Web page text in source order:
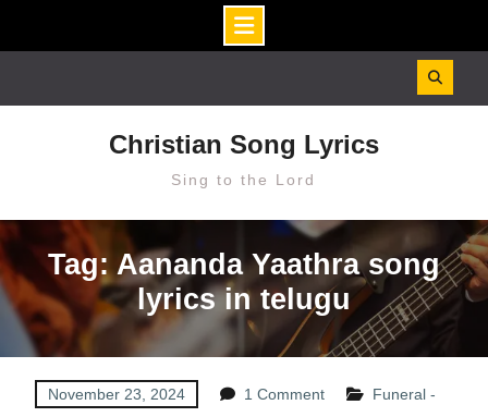
Christian Song Lyrics
Sing to the Lord
Tag: Aananda Yaathra song
lyrics in telugu
November 23, 2024 1 Comment
Funeral -